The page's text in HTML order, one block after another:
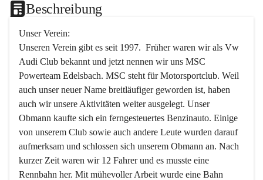
Beschreibung
Unser Verein:
Unseren Verein gibt es seit 1997.  Früher waren wir als Vw
Audi Club bekannt und jetzt nennen wir uns MSC
Powerteam Edelsbach. MSC steht für Motorsportclub. Weil
auch unser neuer Name breitläufiger geworden ist, haben
auch wir unsere Aktivitäten weiter ausgelegt. Unser
Obmann kaufte sich ein ferngesteuertes Benzinauto. Einige
von unserem Club sowie auch andere Leute wurden darauf
aufmerksam und schlossen sich unserem Obmann an. Nach
kurzer Zeit waren wir 12 Fahrer und es musste eine
Rennbahn her. Mit mühevoller Arbeit wurde eine Bahn